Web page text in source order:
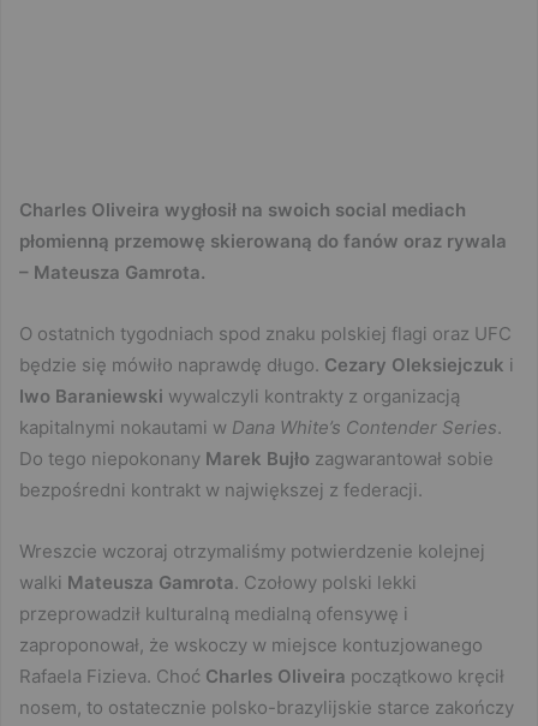
Charles Oliveira wygłosił na swoich social mediach
płomienną przemowę skierowaną do fanów oraz rywala
– Mateusza Gamrota.
O ostatnich tygodniach spod znaku polskiej flagi oraz UFC
będzie się mówiło naprawdę długo. Cezary Oleksiejczuk i
Iwo Baraniewski wywalczyli kontrakty z organizacją
kapitalnymi nokautami w Dana White’s Contender Series.
Do tego niepokonany Marek Bujło zagwarantował sobie
bezpośredni kontrakt w największej z federacji.
Wreszcie wczoraj otrzymaliśmy potwierdzenie kolejnej
walki Mateusza Gamrota. Czołowy polski lekki
przeprowadził kulturalną medialną ofensywę i
zaproponował, że wskoczy w miejsce kontuzjowanego
Rafaela Fizieva. Choć Charles Oliveira początkowo kręcił
nosem, to ostatecznie polsko-brazylijskie starce zakończy